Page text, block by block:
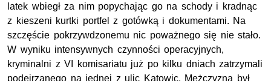
latek wbiegł za nim popychając go na schody i kradnąc
z kieszeni kurtki portfel z gotówką i dokumentami. Na
szczęście pokrzywdzonemu nic poważnego się nie stało.
W wyniku intensywnych czynności operacyjnych,
kryminalni z VI komisariatu już po kilku dniach zatrzymali
podejrzanego na jednej z ulic Katowic. Mężczyzna był